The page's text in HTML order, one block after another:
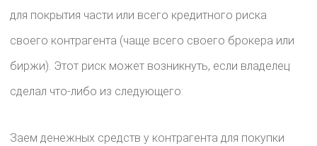
для покрытия части или всего кредитного риска
своего контрагента (чаще всего своего брокера или
биржи). Этот риск может возникнуть, если владелец
сделал что-либо из следующего:
Заем денежных средств у контрагента для покупки